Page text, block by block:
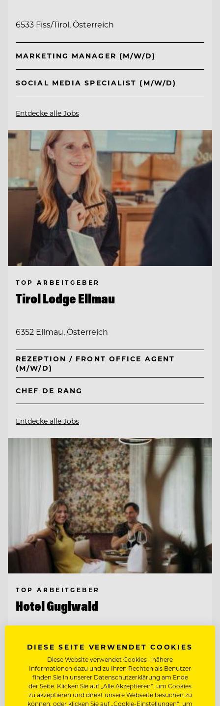
6533 Fiss/Tirol, Österreich
MARKETING MANAGER (M/W/D)
SOCIAL MEDIA SPECIALIST (M/W/D)
Entdecke alle Jobs
TOP ARBEITGEBER
Tirol Lodge Ellmau
6352 Ellmau, Österreich
REZEPTION / FRONT OFFICE AGENT
(M/W/D)
CHEF DE RANG
Entdecke alle Jobs
TOP ARBEITGEBER
Hotel Guglwald
PÂTISSIER / KONDITOR
JUNGKOCH
DIESE SEITE VERWENDET COOKIES
Diese Website verwendet Cookies - nähere
Informationen dazu und zu Ihren Rechten als Benutzer
finden Sie in unserer Datenschutzerklärung am Ende
der Seite. Klicken Sie auf „Alle Akzeptieren“, um Cookies
zu akzeptieren und direkt unsere Webseite besuchen zu
können, oder klicken Sie auf „Cookie-Einstellungen“, um